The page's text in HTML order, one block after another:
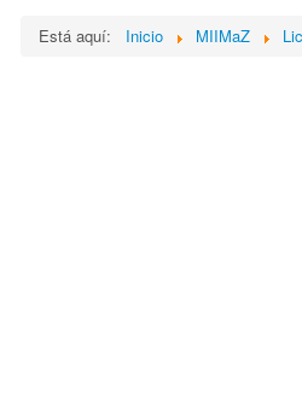
Está aquí: Inicio MIIMaZ